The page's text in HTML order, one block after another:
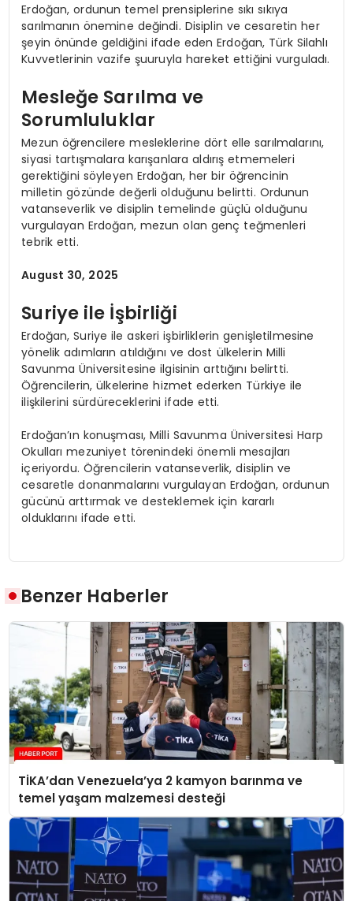
Erdoğan, ordunun temel prensiplerine sıkı sıkıya
sarılmanın önemine değindi. Disiplin ve cesaretin her
şeyin önünde geldiğini ifade eden Erdoğan, Türk Silahlı
Kuvvetlerinin vazife şuuruyla hareket ettiğini vurguladı.
Mesleğe Sarılma ve
Sorumluluklar
Mezun öğrencilere mesleklerine dört elle sarılmalarını,
siyasi tartışmalara karışanlara aldırış etmemeleri
gerektiğini söyleyen Erdoğan, her bir öğrencinin
milletin gözünde değerli olduğunu belirtti. Ordunun
vatanseverlik ve disiplin temelinde güçlü olduğunu
vurgulayan Erdoğan, mezun olan genç teğmenleri
tebrik etti.
August 30, 2025
Suriye ile İşbirliği
Erdoğan, Suriye ile askeri işbirliklerin genişletilmesine
yönelik adımların atıldığını ve dost ülkelerin Milli
Savunma Üniversitesine ilgisinin arttığını belirtti.
Öğrencilerin, ülkelerine hizmet ederken Türkiye ile
ilişkilerini sürdüreceklerini ifade etti.
Erdoğan’ın konuşması, Milli Savunma Üniversitesi Harp
Okulları mezuniyet törenindeki önemli mesajları
içeriyordu. Öğrencilerin vatanseverlik, disiplin ve
cesaretle donanmalarını vurgulayan Erdoğan, ordunun
gücünü arttırmak ve desteklemek için kararlı
olduklarını ifade etti.
Benzer Haberler
TİKA’dan Venezuela’ya 2 kamyon barınma ve
temel yaşam malzemesi desteği